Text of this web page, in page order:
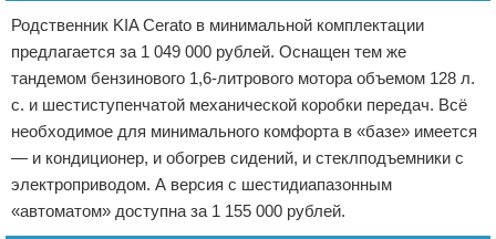
Родственник KIA Cerato в минимальной комплектации
предлагается за 1 049 000 рублей. Оснащен тем же
тандемом бензинового 1,6-литрового мотора объемом 128 л.
с. и шестиступенчатой механической коробки передач. Всё
необходимое для минимального комфорта в «базе» имеется
— и кондиционер, и обогрев сидений, и стеклподъемники с
электроприводом. А версия с шестидиапазонным
«автоматом» доступна за 1 155 000 рублей.